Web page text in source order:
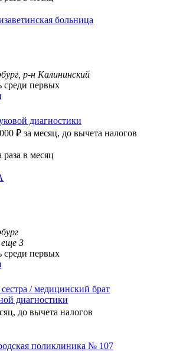
больница
р-н Калининский
среди первых
диагностики
₽ за месяц, до вычета налогов
в месяц
3
среди первых
/ медицинский брат
диагностики
до вычета налогов
поликлиника № 107